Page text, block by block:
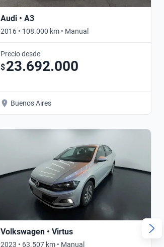
Audi • A3
2016 • 108.000 km • Manual
Precio desde
$23.692.000
Buenos Aires
Volkswagen • Virtus
2023 • 63.507 km • Manual